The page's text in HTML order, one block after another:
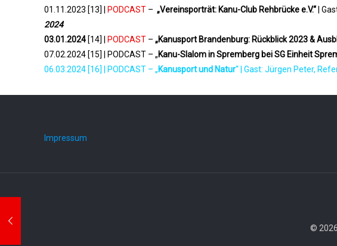
01.11.2023 [13] |
PODCAST –„Vereinsporträt: Kanu-Club Rehbrücke e.V.“ |
2024
03.01.2024 [14] | PODCAST –„Kanusport Brandenburg: Rückblick 2023 &
07.02.2024 [15] | PODCAST – „Kanu-Slalom in Spremberg bei SG Einheit
06.03.2024 [16] | PODCAST – „Kanusport und Natur“ | Gast: Jürgen Peter,
Impressum
©